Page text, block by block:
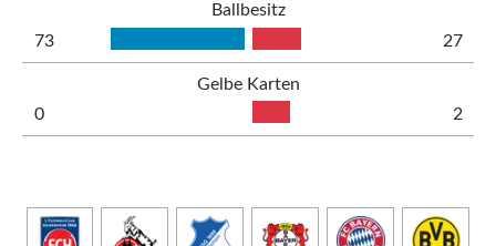
Ballbesitz
73
27
Gelbe Karten
0
2